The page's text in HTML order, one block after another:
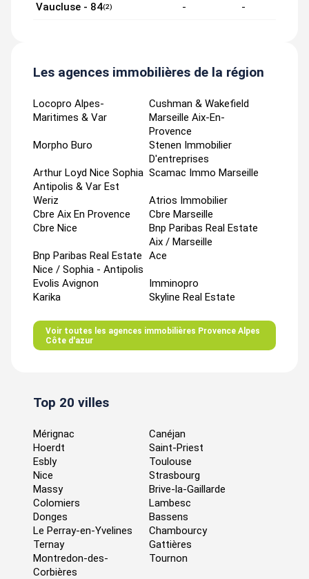
Vaucluse - 84(2) - -
Les agences immobilières de la région
Locopro Alpes-
Maritimes & Var
Cushman & Wakefield
Marseille Aix-En-
Provence
Morpho Buro
Stenen Immobilier
D'entreprises
Arthur Loyd Nice Sophia
Antipolis & Var Est
Scamac Immo Marseille
Weriz
Atrios Immobilier
Cbre Aix En Provence
Cbre Marseille
Cbre Nice
Bnp Paribas Real Estate
Aix / Marseille
Bnp Paribas Real Estate
Nice / Sophia - Antipolis
Ace
Evolis Avignon
Imminopro
Karika
Skyline Real Estate
Voir toutes les agences immobilières Provence Alpes
Côte d'azur
Top 20 villes
Mérignac
Canéjan
Hoerdt
Saint-Priest
Esbly
Toulouse
Nice
Strasbourg
Massy
Brive-la-Gaillarde
Colomiers
Lambesc
Donges
Bassens
Le Perray-en-Yvelines
Chambourcy
Ternay
Gattières
Montredon-des-
Corbières
Tournon